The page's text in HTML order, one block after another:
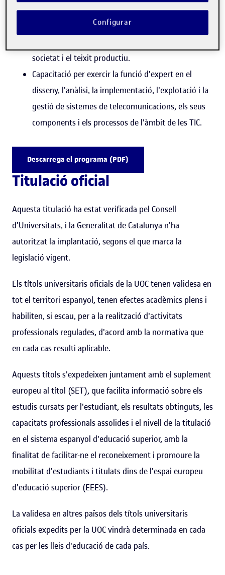
l'Institut Nacional d'Estadística).
Sector amb demanda i futur professional: les
societat i el teixit productiu.
Capacitació per exercir la funció d'expert en el
disseny, l'anàlisi, la implementació, l'explotació i la
gestió de sistemes de telecomunicacions, els seus
components i els processos de l'àmbit de les TIC.
Descarrega el programa (PDF)
Titulació oficial
Aquesta titulació ha estat verificada pel Consell
d'Universitats, i la Generalitat de Catalunya n'ha
autoritzat la implantació, segons el que marca la
legislació vigent.
Els títols universitaris oficials de la UOC tenen validesa en
tot el territori espanyol, tenen efectes acadèmics plens i
habiliten, si escau, per a la realització d'activitats
professionals regulades, d'acord amb la normativa que
en cada cas resulti aplicable.
Aquests títols s'expedeixen juntament amb el suplement
europeu al títol (SET), que facilita informació sobre els
estudis cursats per l'estudiant, els resultats obtinguts, les
capacitats professionals assolides i el nivell de la titulació
en el sistema espanyol d'educació superior, amb la
finalitat de facilitar-ne el reconeixement i promoure la
mobilitat d'estudiants i titulats dins de l'espai europeu
d'educació superior (EEES).
La validesa en altres països dels títols universitaris
oficials expedits per la UOC vindrà determinada en cada
cas per les lleis d'educació de cada país.
Configurar